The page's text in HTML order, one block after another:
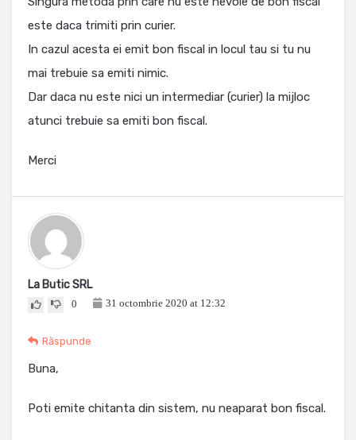
este daca trimiti prin curier.
In cazul acesta ei emit bon fiscal in locul tau si tu nu
mai trebuie sa emiti nimic.
Dar daca nu este nici un intermediar (curier) la mijloc
atunci trebuie sa emiti bon fiscal.
Merci
La Butic SRL
0 31 octombrie 2020 at 12:32
Răspunde
Buna,
Poti emite chitanta din sistem, nu neaparat bon fiscal.